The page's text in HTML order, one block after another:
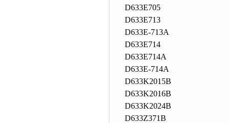
D633E705
D633E713
D633E-713A
D633E714
D633E714A
D633E-714A
D633K2015B
D633K2016B
D633K2024B
D633Z371B